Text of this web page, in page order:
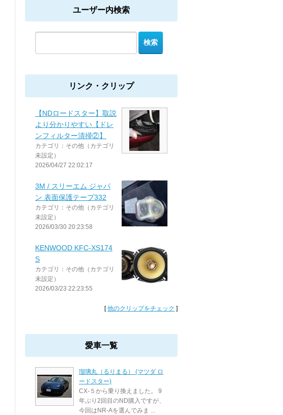
ユーザー内検索
リンク・クリップ
【NDロードスター】取説
より分かりやすい【ドレ
ンフィルター清掃②】
カテゴリ：その他（カテゴリ
未設定）
2026/04/27 22:02:17
3M / スリーエム ジャパ
ン 表面保護テープ332
カテゴリ：その他（カテゴリ
未設定）
2026/03/30 20:23:58
KENWOOD KFC-XS174
S
カテゴリ：その他（カテゴリ
未設定）
2026/03/23 22:23:55
[他のクリップをチェック ]
愛車一覧
瑠璃丸（るりまる） (マツダ ロ
ードスター)
CX-５から乗り換えました。 9
年ぶり2回目のND購入ですが、
今回はNR-Aを選んでみま ...